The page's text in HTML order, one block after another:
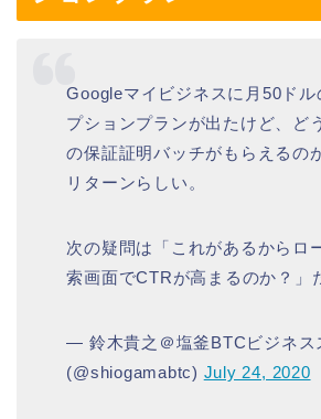
Googleマイビジネスに月50ドル
プションプランが出たけど、ど
の保証証明バッチがもらえるの
リターンらしい。
次の疑問は「これがあるからロ
索画面でCTRが高まるのか？」
— 鈴木貴之＠塩釜BTCビジネス
(@shiogamabtc) July 24, 2020